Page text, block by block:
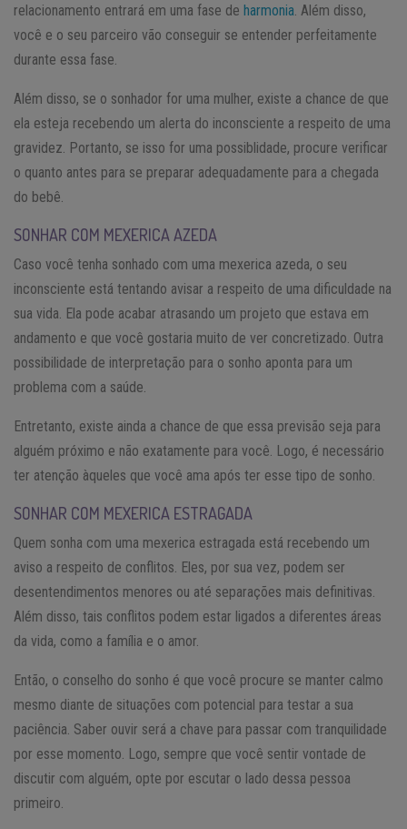
relacionamento entrará em uma fase de harmonia . Além disso,
você e o seu parceiro vão conseguir se entender perfeitamente
durante essa fase.
Além disso, se o sonhador for uma mulher, existe a chance de que
ela esteja recebendo um alerta do inconsciente a respeito de uma
gravidez. Portanto, se isso for uma possiblidade, procure verificar
o quanto antes para se preparar adequadamente para a chegada
do bebê.
SONHAR COM MEXERICA AZEDA
Caso você tenha sonhado com uma mexerica azeda, o seu
inconsciente está tentando avisar a respeito de uma dificuldade na
sua vida. Ela pode acabar atrasando um projeto que estava em
andamento e que você gostaria muito de ver concretizado. Outra
possibilidade de interpretação para o sonho aponta para um
problema com a saúde.
Entretanto, existe ainda a chance de que essa previsão seja para
alguém próximo e não exatamente para você. Logo, é necessário
ter atenção àqueles que você ama após ter esse tipo de sonho.
SONHAR COM MEXERICA ESTRAGADA
Quem sonha com uma mexerica estragada está recebendo um
aviso a respeito de conflitos. Eles, por sua vez, podem ser
desentendimentos menores ou até separações mais definitivas.
Além disso, tais conflitos podem estar ligados a diferentes áreas
da vida, como a família e o amor.
Então, o conselho do sonho é que você procure se manter calmo
mesmo diante de situações com potencial para testar a sua
paciência. Saber ouvir será a chave para passar com tranquilidade
por esse momento. Logo, sempre que você sentir vontade de
discutir com alguém, opte por escutar o lado dessa pessoa
primeiro.